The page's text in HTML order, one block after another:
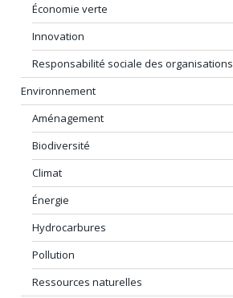
Économie verte
Innovation
Responsabilité sociale des organisations
Environnement
Aménagement
Biodiversité
Climat
Énergie
Hydrocarbures
Pollution
Ressources naturelles